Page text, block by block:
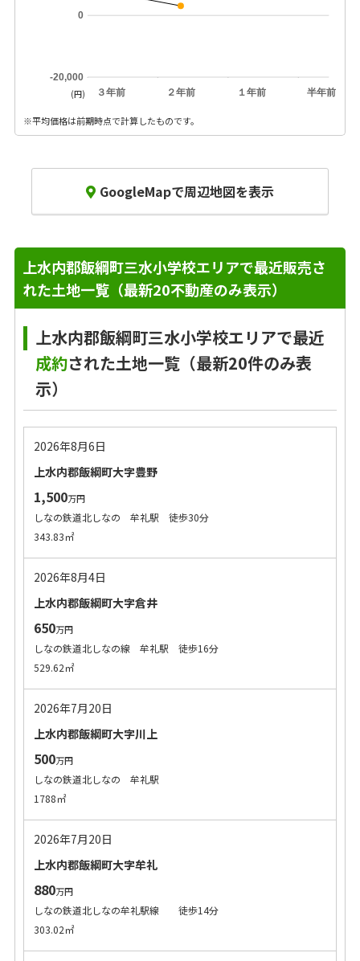
３年前 ２年前 １年前 半年前
-20,000
0
(円)
※平均価格は前期時点で計算したものです。
GoogleMapで周辺地図を表示
上水内郡飯綱町三水小学校エリアで最近販売さ
れた土地一覧（最新20不動産のみ表示）
上水内郡飯綱町三水小学校エリアで最近
成約された土地一覧（最新20件のみ表
示）
2026年8月6日
上水内郡飯綱町大字豊野
1,500万円
しなの鉄道北しなの 牟礼駅 徒歩30分
343.83㎡
2026年8月4日
上水内郡飯綱町大字倉井
650万円
しなの鉄道北しなの線 牟礼駅 徒歩16分
529.62㎡
2026年7月20日
上水内郡飯綱町大字川上
500万円
しなの鉄道北しなの 牟礼駅
1788㎡
2026年7月20日
上水内郡飯綱町大字牟礼
880万円
しなの鉄道北しなの牟礼駅線 徒歩14分
303.02㎡